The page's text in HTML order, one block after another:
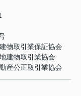
物取引業保証協会
建物取引業協会
産公正取引業協会